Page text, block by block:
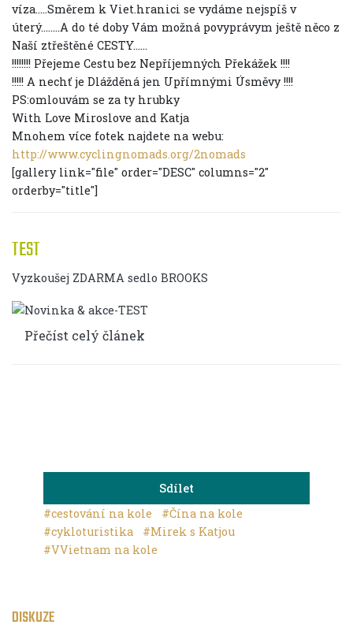
TEST
Vyzkoušej ZDARMA sedlo BROOKS
Přečíst celý článek
víza.....Směrem k Viet.hranici se vydáme nejspíš v
úterý........A do té doby Vám možná povyprávym ještě něco z
Naší ztřeštěné CESTY......
!!!!!!!! Přejeme Cestu bez Nepříjemných Překážek !!!!
!!!!! A nechť je Dlážděná jen Upřímnými Úsměvy !!!!
PS:omlouvám se za ty hrubky
With Love Miroslove and Katja
Mnohem více fotek najdete na webu:
http://www.cyclingnomads.org/2nomads
[gallery link="file" order="DESC" columns="2"
orderby="title"]
Sdílet
#cestování na kole
#Čína na kole
#cykloturistika
#Mirek s Katjou
#VVietnam na kole
DISKUZE